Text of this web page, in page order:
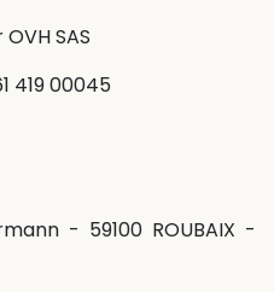
SAS
419 00045
- 59100 ROUBAIX -